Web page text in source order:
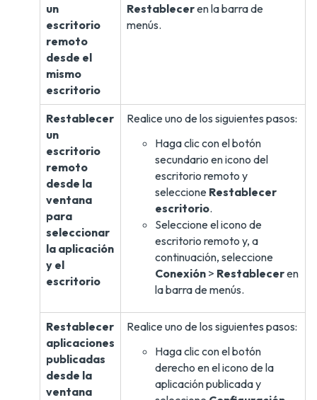
un
escritorio
remoto
desde el
mismo
escritorio
Restableceren la barra de
menús.
Restablecer
un
escritorio
remoto
desde la
ventana
para
seleccionar
la aplicación
y el
escritorio
Realice uno de los siguientes pasos:
Haga clic con el botón
secundario en icono del
escritorio remoto y
seleccione Restablecer
escritorio.
Seleccione el icono de
escritorio remoto y, a
continuación, seleccione
Conexión > Restableceren
la barra de menús.
Restablecer
aplicaciones
publicadas
desde la
ventana
Realice uno de los siguientes pasos:
Haga clic con el botón
derecho en el icono de la
aplicación publicada y